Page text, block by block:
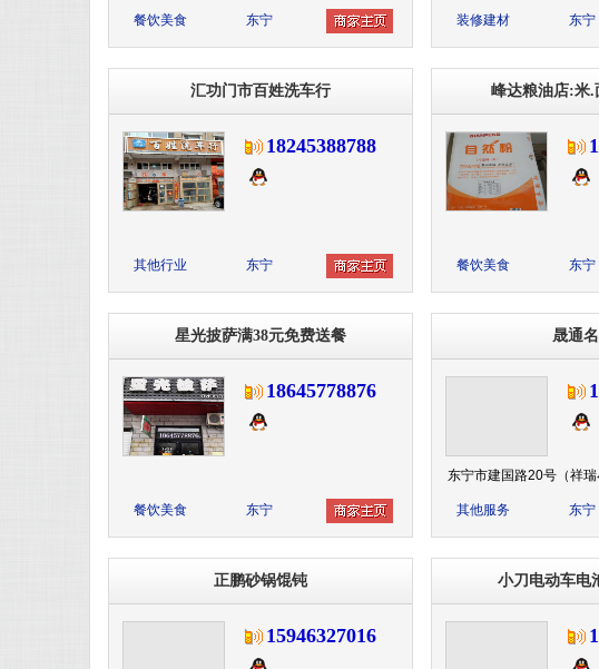
餐饮美食 东宁 装修建材 东宁
汇功门市百姓洗车行
18245388788
其他行业 东宁
峰达粮油店:米.
餐饮美食 东宁
星光披萨满38元免费送餐
18645778876
餐饮美食 东宁
晟通
东宁市建国路20号（祥
其他服务 东宁
正鹏砂锅馄钝
15946327016
小刀电动车电